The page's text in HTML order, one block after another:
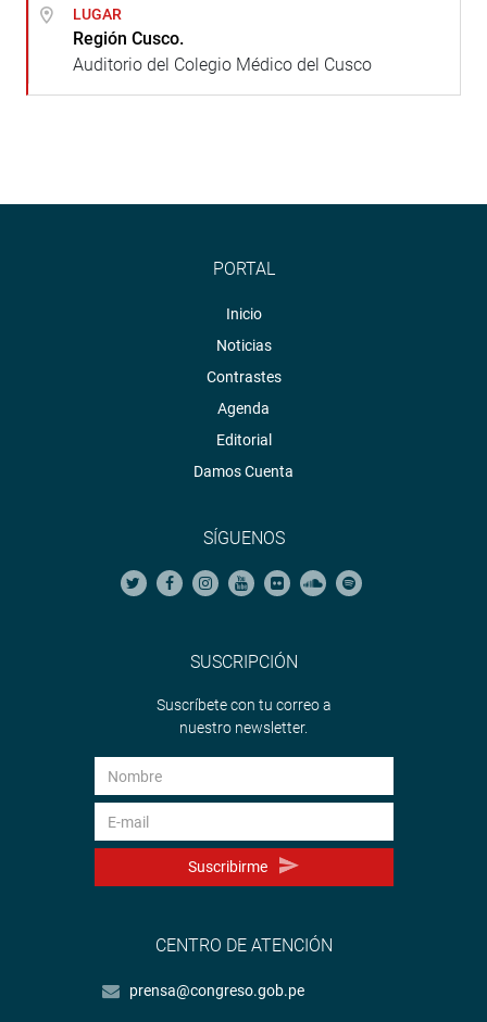
LUGAR
Región Cusco.
Auditorio del Colegio Médico del Cusco
PORTAL
Inicio
Noticias
Contrastes
Agenda
Editorial
Damos Cuenta
SÍGUENOS
SUSCRIPCIÓN
Suscríbete con tu correo a
nuestro newsletter.
Suscribirme
CENTRO DE ATENCIÓN
prensa@congreso.gob.pe